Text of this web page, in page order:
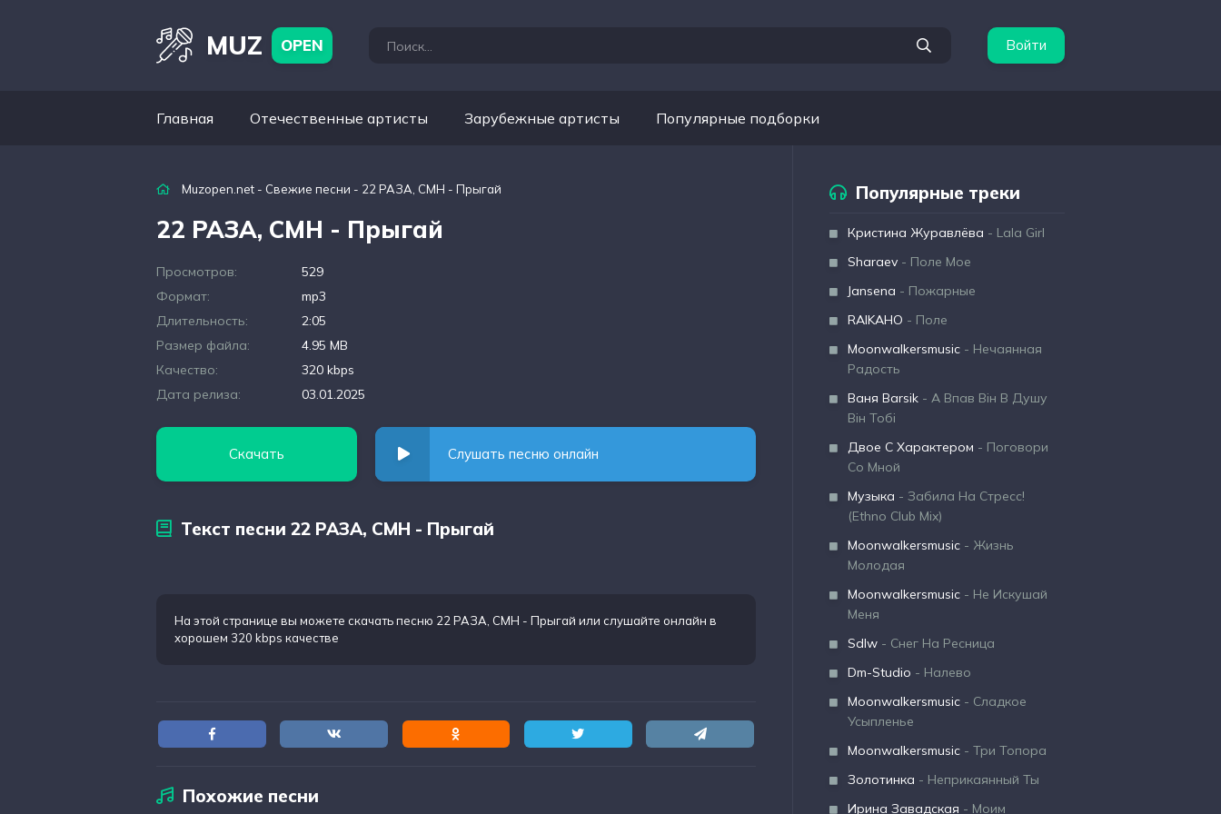
MUZ OPEN Войти
Главная Отечественные артисты Зарубежные артисты Популярные подборки
Muzopen.net - Свежие песни - 22 РАЗА, CMH - Прыгай
22 РАЗА, CMH - Прыгай
Просмотров:
529
Формат:
mp3
Длительность:
2:05
Размер файла:
4.95 MB
Качество:
320 kbps
Дата релиза:
03.01.2025
Скачать Слушать песню онлайн
Текст песни 22 РАЗА, CMH - Прыгай
На этой странице вы можете скачать песню 22 РАЗА, CMH - Прыгай или слушайте онлайн в
хорошем 320 kbps качестве
Похожие песни
Популярные треки
Кристина Журавлёва - Lala Girl
Sharaev - Поле Мое
Jansena - Пожарные
RAIKAHO - Поле
Moonwalkersmusic - Нечаянная
Радость
Ваня Barsik - А Впав Він В Душу
Він Тобі
Двое С Характером - Поговори
Со Мной
Музыка - Забила На Стресс!
(Ethno Club Mix)
Moonwalkersmusic - Жизнь
Молодая
Moonwalkersmusic - Не Искушай
Меня
Sdlw - Снег На Ресница
Dm-Studio - Налево
Moonwalkersmusic - Сладкое
Усыпленье
Moonwalkersmusic - Три Топора
Золотинка - Неприкаянный Ты
Ирина Завадская - Моим